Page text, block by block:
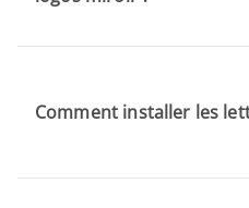
Comment installer les